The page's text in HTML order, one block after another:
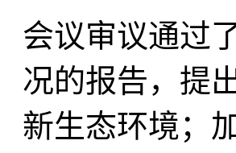
会议审议通过
况的报告，提
新生态环境；